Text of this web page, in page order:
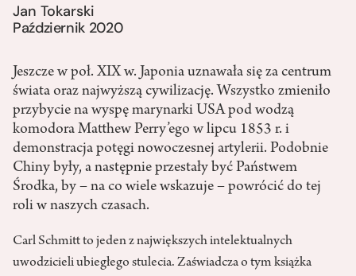
Jan Tokarski
Październik 2020
Jeszcze w poł. XIX w. Japonia uznawała się za centrum
świata oraz najwyższą cywilizację. Wszystko zmieniło
przybycie na wyspę marynarki USA pod wodzą
komodora Matthew Perry’ego w lipcu 1853 r. i
demonstracja potęgi nowoczesnej artylerii. Podobnie
Chiny były, a następnie przestały być Państwem
Środka, by – na co wiele wskazuje – powrócić do tej
roli w naszych czasach.
Carl Schmitt to jeden z największych intelektualnych
uwodzicieli ubiegłego stulecia. Zaświadcza o tym książka